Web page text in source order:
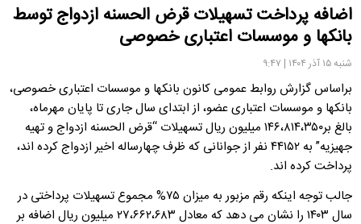
اضافه پرداخت تسهیلات قرض الحسنه ازدواج توسط
بانکها و موسسات اعتباری خصوصی
شنبه ۱۵ آذر ۱۴۰۴ | ۹:۴۷
براساس گزارش روابط عمومی کانون بانکها و موسسات اعتباری خصوصی،
بانکها و موسسات اعتباری عضو، از ابتدای سال جاری تا پایان مهرماه،
بالغ بر۱۴۶،۸۱۴،۳۵۰ میلیون ریال تسهیلات “قرض الحسنه ازدواج و تهیه
جهیزیه” به ۴۴۱۵۲ نفر از جوانانی که ظرف چهارساله اخیر ازدواج کرده اند،
پرداخت کرده اند.
جالب توجه اینکه رقم مزبور به میزان ۷۵% مجموع تسهیلات پرداختی در
سال ۱۴۰۳ را نشان می دهد که معادل ۲۷،۶۶۲،۶۸۳ میلیون ریال اضافه بر